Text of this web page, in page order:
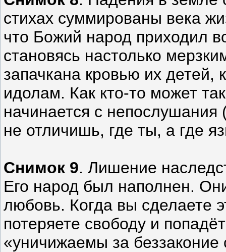
стихах суммированы века
что Божий народ приходил
становясь настолько
запачкана кровью их детей,
идолам. Как кто-то может
начинается с непослушания
не отличишь, где ты, а где
Снимок 9. Лишение
Его народ был наполнен.
любовь. Когда вы сделаете
потеряете свободу и
«уничижаемы за беззаконие